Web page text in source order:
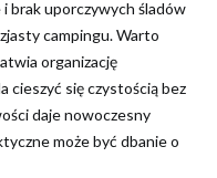
brak uporczywych śladów
campingu. Warto
organizację
cieszyć się czystością bez
daje nowoczesny
może być dbanie o